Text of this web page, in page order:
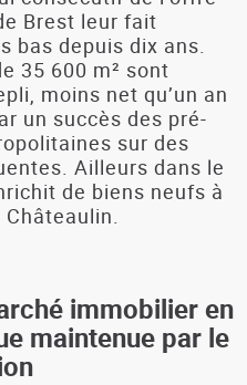
Brest leur fait
bas depuis dix ans.
35 600 m² sont
moins net qu’un an
un succès des pré-
sur des
Ailleurs dans le
de biens neufs à
immobilier en
maintenue par le